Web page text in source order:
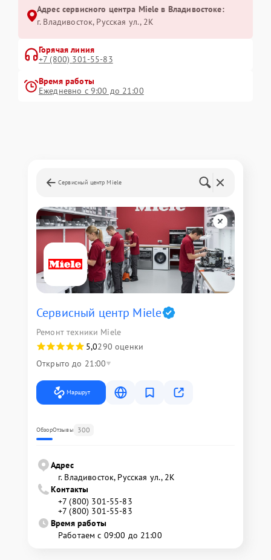
Адрес сервисного центра Miele в Владивостоке:
г. Владивосток, Русская ул., 2К
Горячая линия
+7 (800) 301-55-83
Время работы
Ежедневно с 9:00 до 21:00
Сервисный центр Miele
Сервисный центр Miele
Ремонт техники Miele
5,0290 оценки
Открыто до 21:00
Маршрут
ОбзорОтзывы 300
Адрес
г. Владивосток, Русская ул., 2К
Контакты
+7 (800) 301-55-83
+7 (800) 301-55-83
Время работы
Работаем с 09:00 до 21:00